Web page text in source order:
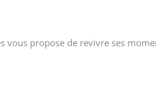
vous propose de revivre ses